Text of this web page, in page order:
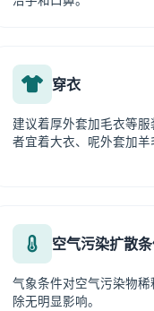
穿衣
建议着厚外套加毛衣等服
者宜着大衣、呢外套加羊
空气污染扩散
气象条件对空气污染物稀
除无明显影响。